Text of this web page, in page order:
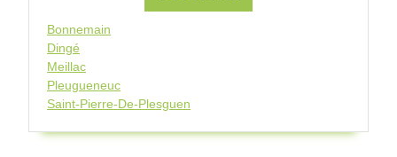
Bonnemain
Dingé
Meillac
Pleugueneuc
Saint-Pierre-De-Plesguen